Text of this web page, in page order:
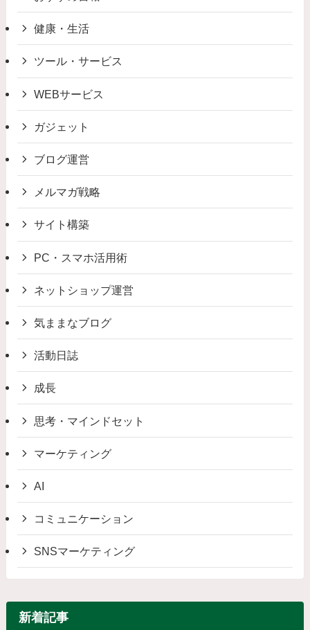
健康・生活
ツール・サービス
WEBサービス
ガジェット
ブログ運営
メルマガ戦略
サイト構築
PC・スマホ活用術
ネットショップ運営
気ままなブログ
活動日誌
成長
思考・マインドセット
マーケティング
AI
コミュニケーション
SNSマーケティング
新着記事